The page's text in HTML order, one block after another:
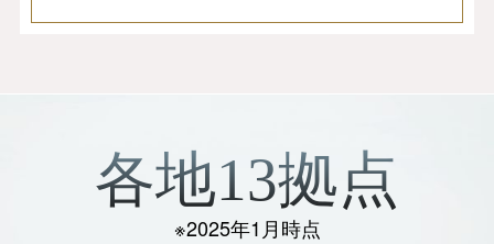
各地13拠点
※2025年1月時点